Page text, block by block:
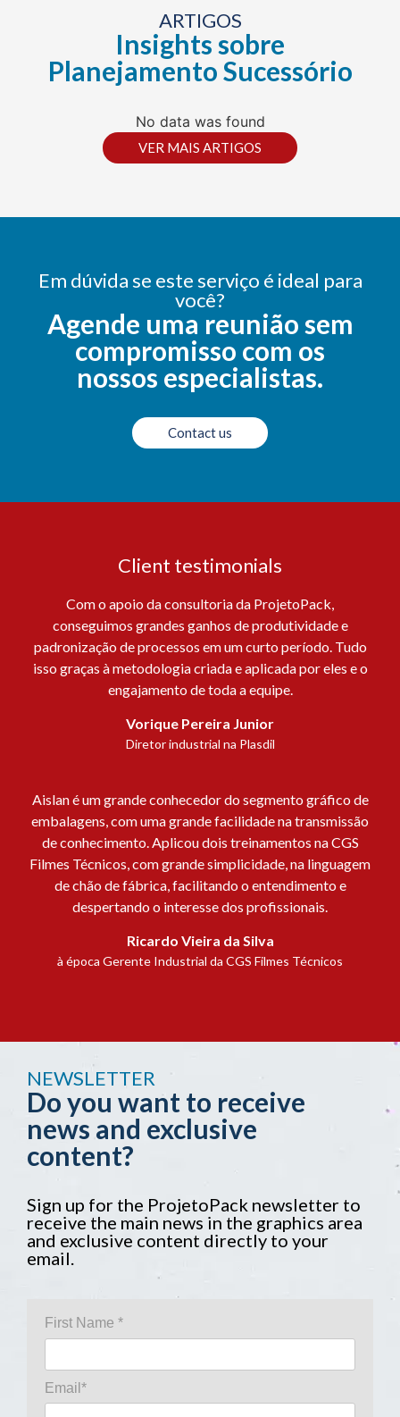
ARTIGOS
Insights sobre
Planejamento Sucessório
No data was found
VER MAIS ARTIGOS
Em dúvida se este serviço é ideal para
você?
Agende uma reunião sem
compromisso com os
nossos especialistas.
Contact us
Client testimonials
Com o apoio da consultoria da ProjetoPack,
conseguimos grandes ganhos de produtividade e
padronização de processos em um curto período. Tudo
isso graças à metodologia criada e aplicada por eles e o
engajamento de toda a equipe.
Vorique Pereira Junior
Diretor industrial na Plasdil
Aislan é um grande conhecedor do segmento gráfico de
embalagens, com uma grande facilidade na transmissão
de conhecimento. Aplicou dois treinamentos na CGS
Filmes Técnicos, com grande simplicidade, na linguagem
de chão de fábrica, facilitando o entendimento e
despertando o interesse dos profissionais.
Ricardo Vieira da Silva
à época Gerente Industrial da CGS Filmes Técnicos
NEWSLETTER
Do you want to receive
news and exclusive
content?
Sign up for the ProjetoPack newsletter to
receive the main news in the graphics area
and exclusive content directly to your
email.
First Name *
Email*